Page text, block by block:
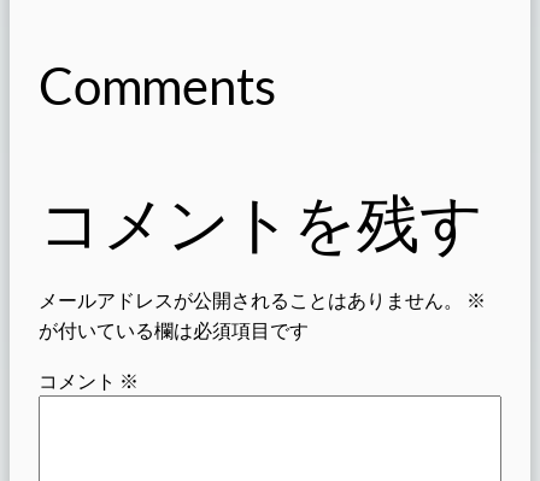
Comments
コメントを残す
メールアドレスが公開されることはありません。
※
が付いている欄は必須項目です
コメント ※